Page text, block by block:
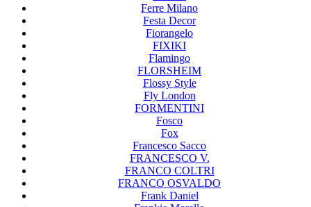
Ferre Milano
Festa Decor
Fiorangelo
FIXIKI
Flamingo
FLORSHEIM
Flossy Style
Fly London
FORMENTINI
Fosco
Fox
Francesco Sacco
FRANCESCO V.
FRANCO COLTRI
FRANCO OSVALDO
Frank Daniel